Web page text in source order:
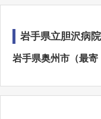
岩手県立胆沢病院
岩手県奥州市（最